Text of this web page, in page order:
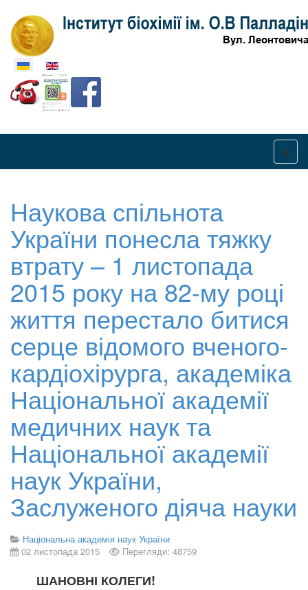
Оберіть свою мову
Наукова спільнота
України понесла тяжку
втрату – 1 листопада
2015 року на 82-му році
життя перестало битися
серце відомого вченого-
кардіохірурга, академіка
Національної академії
медичних наук та
Національної академії
наук України,
Заслуженого діяча науки
Національна академія наук України
02 листопада 2015
Перегляди: 48759
ШАНОВНІ КОЛЕГИ!